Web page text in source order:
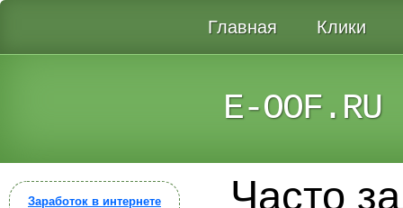
Главная Клики
E-OOF.RU
Заработок в интернете
Часто